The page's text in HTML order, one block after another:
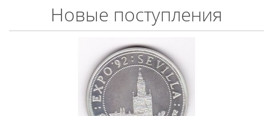
Новые поступления